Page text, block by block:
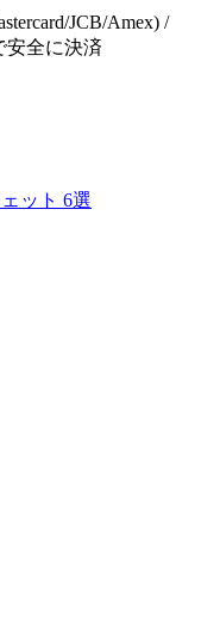
JCB/Amex) /
安全に決済
ット 6選